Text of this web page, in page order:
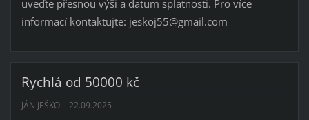
uveďte přesnou výši a datum splatnosti. Pro více
informací kontaktujte: jeskoj55@gmail.com
Rychlá od 50000 kč
JÁN JEŠKO 22.09.2025